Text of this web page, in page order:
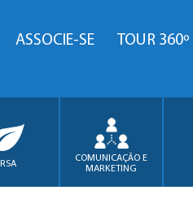
ASSOCIE-SE TOUR 360º
RSA
COMUNICAÇÃO E
MARKETING